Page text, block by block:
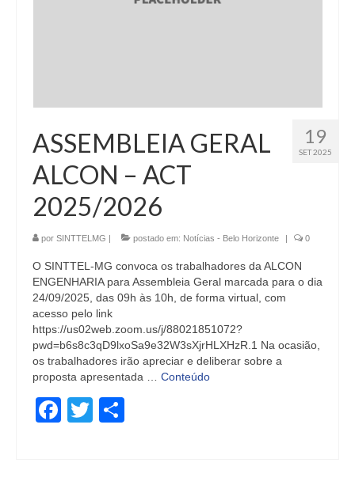
19
SET 2025
ASSEMBLEIA GERAL
ALCON – ACT
2025/2026
por SINTTELMG | postado em: Notícias - Belo Horizonte | 0
O SINTTEL-MG convoca os trabalhadores da ALCON
ENGENHARIA para Assembleia Geral marcada para o dia
24/09/2025, das 09h às 10h, de forma virtual, com
acesso pelo link
https://us02web.zoom.us/j/88021851072?
pwd=b6s8c3qD9lxoSa9e32W3sXjrHLXHzR.1 Na ocasião,
os trabalhadores irão apreciar e deliberar sobre a
proposta apresentada … Conteúdo
Facebook
Twitter